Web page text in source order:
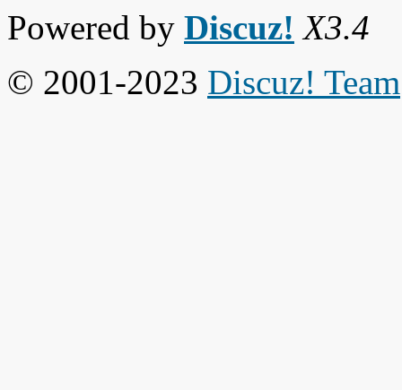
Powered by Discuz! X3.4
© 2001-2023 Discuz! Team